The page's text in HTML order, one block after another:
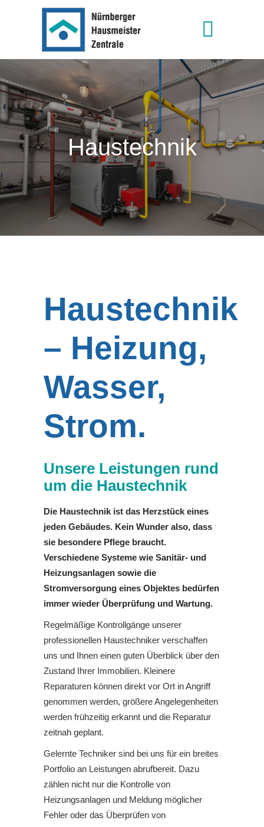
Haustechnik
Haustechnik
– Heizung,
Wasser,
Strom.
Unsere Leistungen rund
um die Haustechnik
Die Haustechnik ist das Herzstück eines
jeden Gebäudes. Kein Wunder also, dass
sie besondere Pflege braucht.
Verschiedene Systeme wie Sanitär- und
Heizungsanlagen sowie die
Stromversorgung eines Objektes bedürfen
immer wieder Überprüfung und Wartung.
Regelmäßige Kontrollgänge unserer
professionellen Haustechniker verschaffen
uns und Ihnen einen guten Überblick über den
Zustand Ihrer Immobilien. Kleinere
Reparaturen können direkt vor Ort in Angriff
genommen werden, größere Angelegenheiten
werden frühzeitig erkannt und die Reparatur
zeitnah geplant.
Gelernte Techniker sind bei uns für ein breites
Portfolio an Leistungen abrufbereit. Dazu
zählen nicht nur die Kontrolle von
Heizungsanlagen und Meldung möglicher
Fehler oder das Überprüfen von